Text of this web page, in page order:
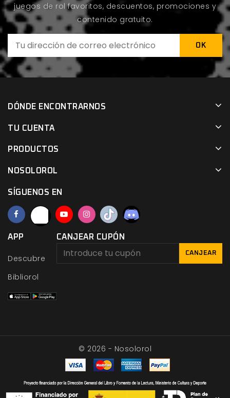
juegos de rol favoritos, descuentos, promociones y
contenido gratuito.
DÓNDE ENCONTRARNOS
TU CUENTA
PRODUCTOS
NOSOLOROL
SÍGUENOS EN
APP
Descubre
Bibliorol
CANJEAR CUPÓN
CANJEAR
© 2026 - Nosolorol